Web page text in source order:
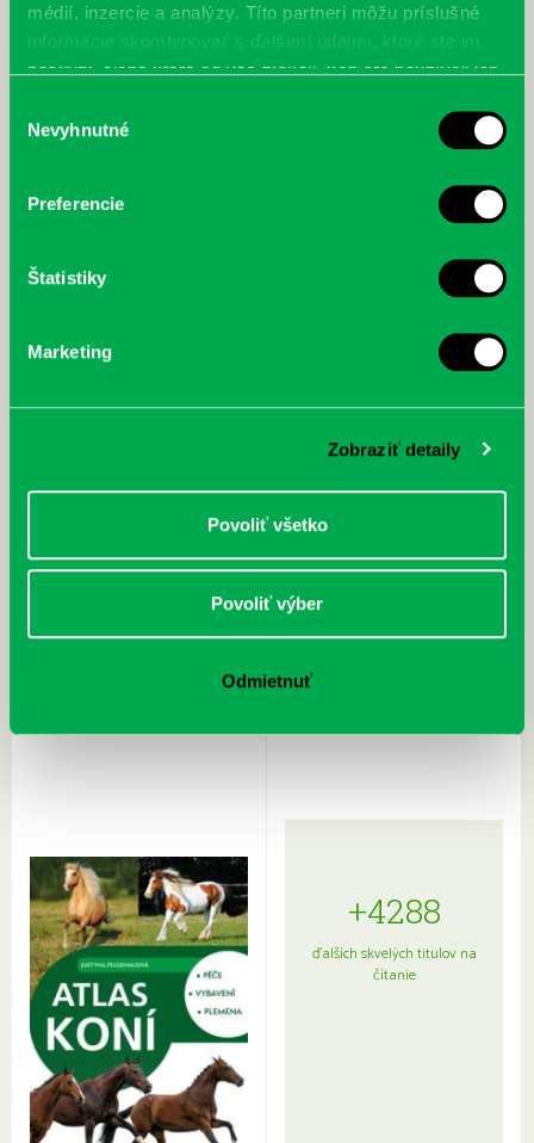
médií, inzercie a analýzy. Títo partneri môžu príslušné
informácie skombinovať s ďalšími údajmi, ktoré ste im
poskytli, alebo ktoré od vás získali, keď ste používali ich
súhlasu
Nevyhnutné
Preferencie
Štatistiky
Marketing
Zobraziť detaily
Povoliť všetko
Povoliť výber
Odmietnuť
cyklistu modernej doby:
Rudź, Przemyslaw: Atlas hviezd:
Hardy, Paula: Japonsko na tanieri:
+4288
ďalších skvelých titulov na
čítanie